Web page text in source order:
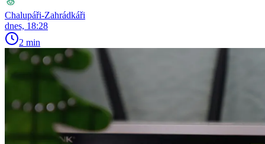
Chalupáři-Zahrádkáři
dnes, 18:28
2 min